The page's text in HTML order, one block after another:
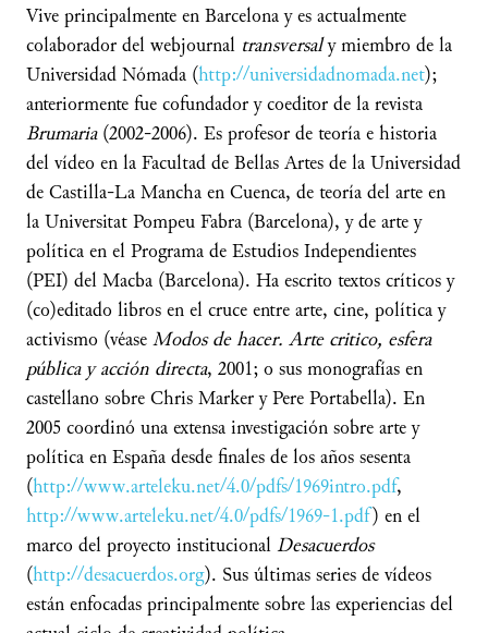
Vive principalmente en Barcelona y es actualmente
colaborador del webjournal transversaly miembro de la
Universidad Nómada (http://universidadnomada.net);
anteriormente fue cofundador y coeditor de la revista
Brumaria(2002-2006). Es profesor de teoría e historia
del vídeo en la Facultad de Bellas Artes de la Universidad
de Castilla-La Mancha en Cuenca, de teoría del arte en
la Universitat Pompeu Fabra (Barcelona), y de arte y
política en el Programa de Estudios Independientes
(PEI) del Macba (Barcelona). Ha escrito textos críticos y
(co)editado libros en el cruce entre arte, cine, política y
activismo (véaseModos de hacer. Arte critico, esfera
pública y acción directa, 2001; o sus monografías en
castellano sobre Chris Marker y Pere Portabella). En
2005 coordinó una extensa investigación sobre arte y
política en España desde finales de los años sesenta
(http://www.arteleku.net/4.0/pdfs/1969intro.pdf,
http://www.arteleku.net/4.0/pdfs/1969-1.pdf) en el
marco del proyecto institucionalDesacuerdos
(http://desacuerdos.org). Sus últimas series de vídeos
están enfocadas principalmente sobre las experiencias del